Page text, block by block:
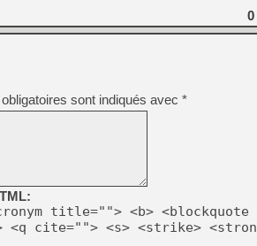
[GK] Mémoire cash -
[GK] Nvidia : le prix des
[GK] Suikoden Star Leap :
[Mo5] La mini borne
[GK] Atari renoue avec les
[GK] Le studio de FIFA
[GK] La PlayStation 1 en
[GK] Dawn of War 4 : les
[GK] CloverPit : l'héritier
[GK] Stellar Blade : Blood
[GK] Palworld Online est
[GK] Wuchang 2 : le
[GK] Test : Big Walk est
[GK] Starsand Island : la
0
sont indiqués avec *
title=""> <b> <blockquote
<q cite=""> <s> <strike>